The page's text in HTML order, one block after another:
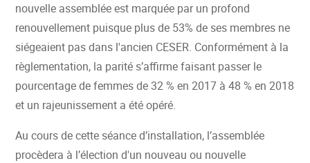
nouvelle assemblée est marquée par un profond
renouvellement puisque plus de 53% de ses membres ne
siégeaient pas dans l'ancien CESER. Conformément à la
règlementation, la parité s’affirme faisant passer le
pourcentage de femmes de 32 % en 2017 à 48 % en 2018
et un rajeunissement a été opéré.
Au cours de cette séance d’installation, l’assemblée
procèdera à l’élection d'un nouveau ou nouvelle